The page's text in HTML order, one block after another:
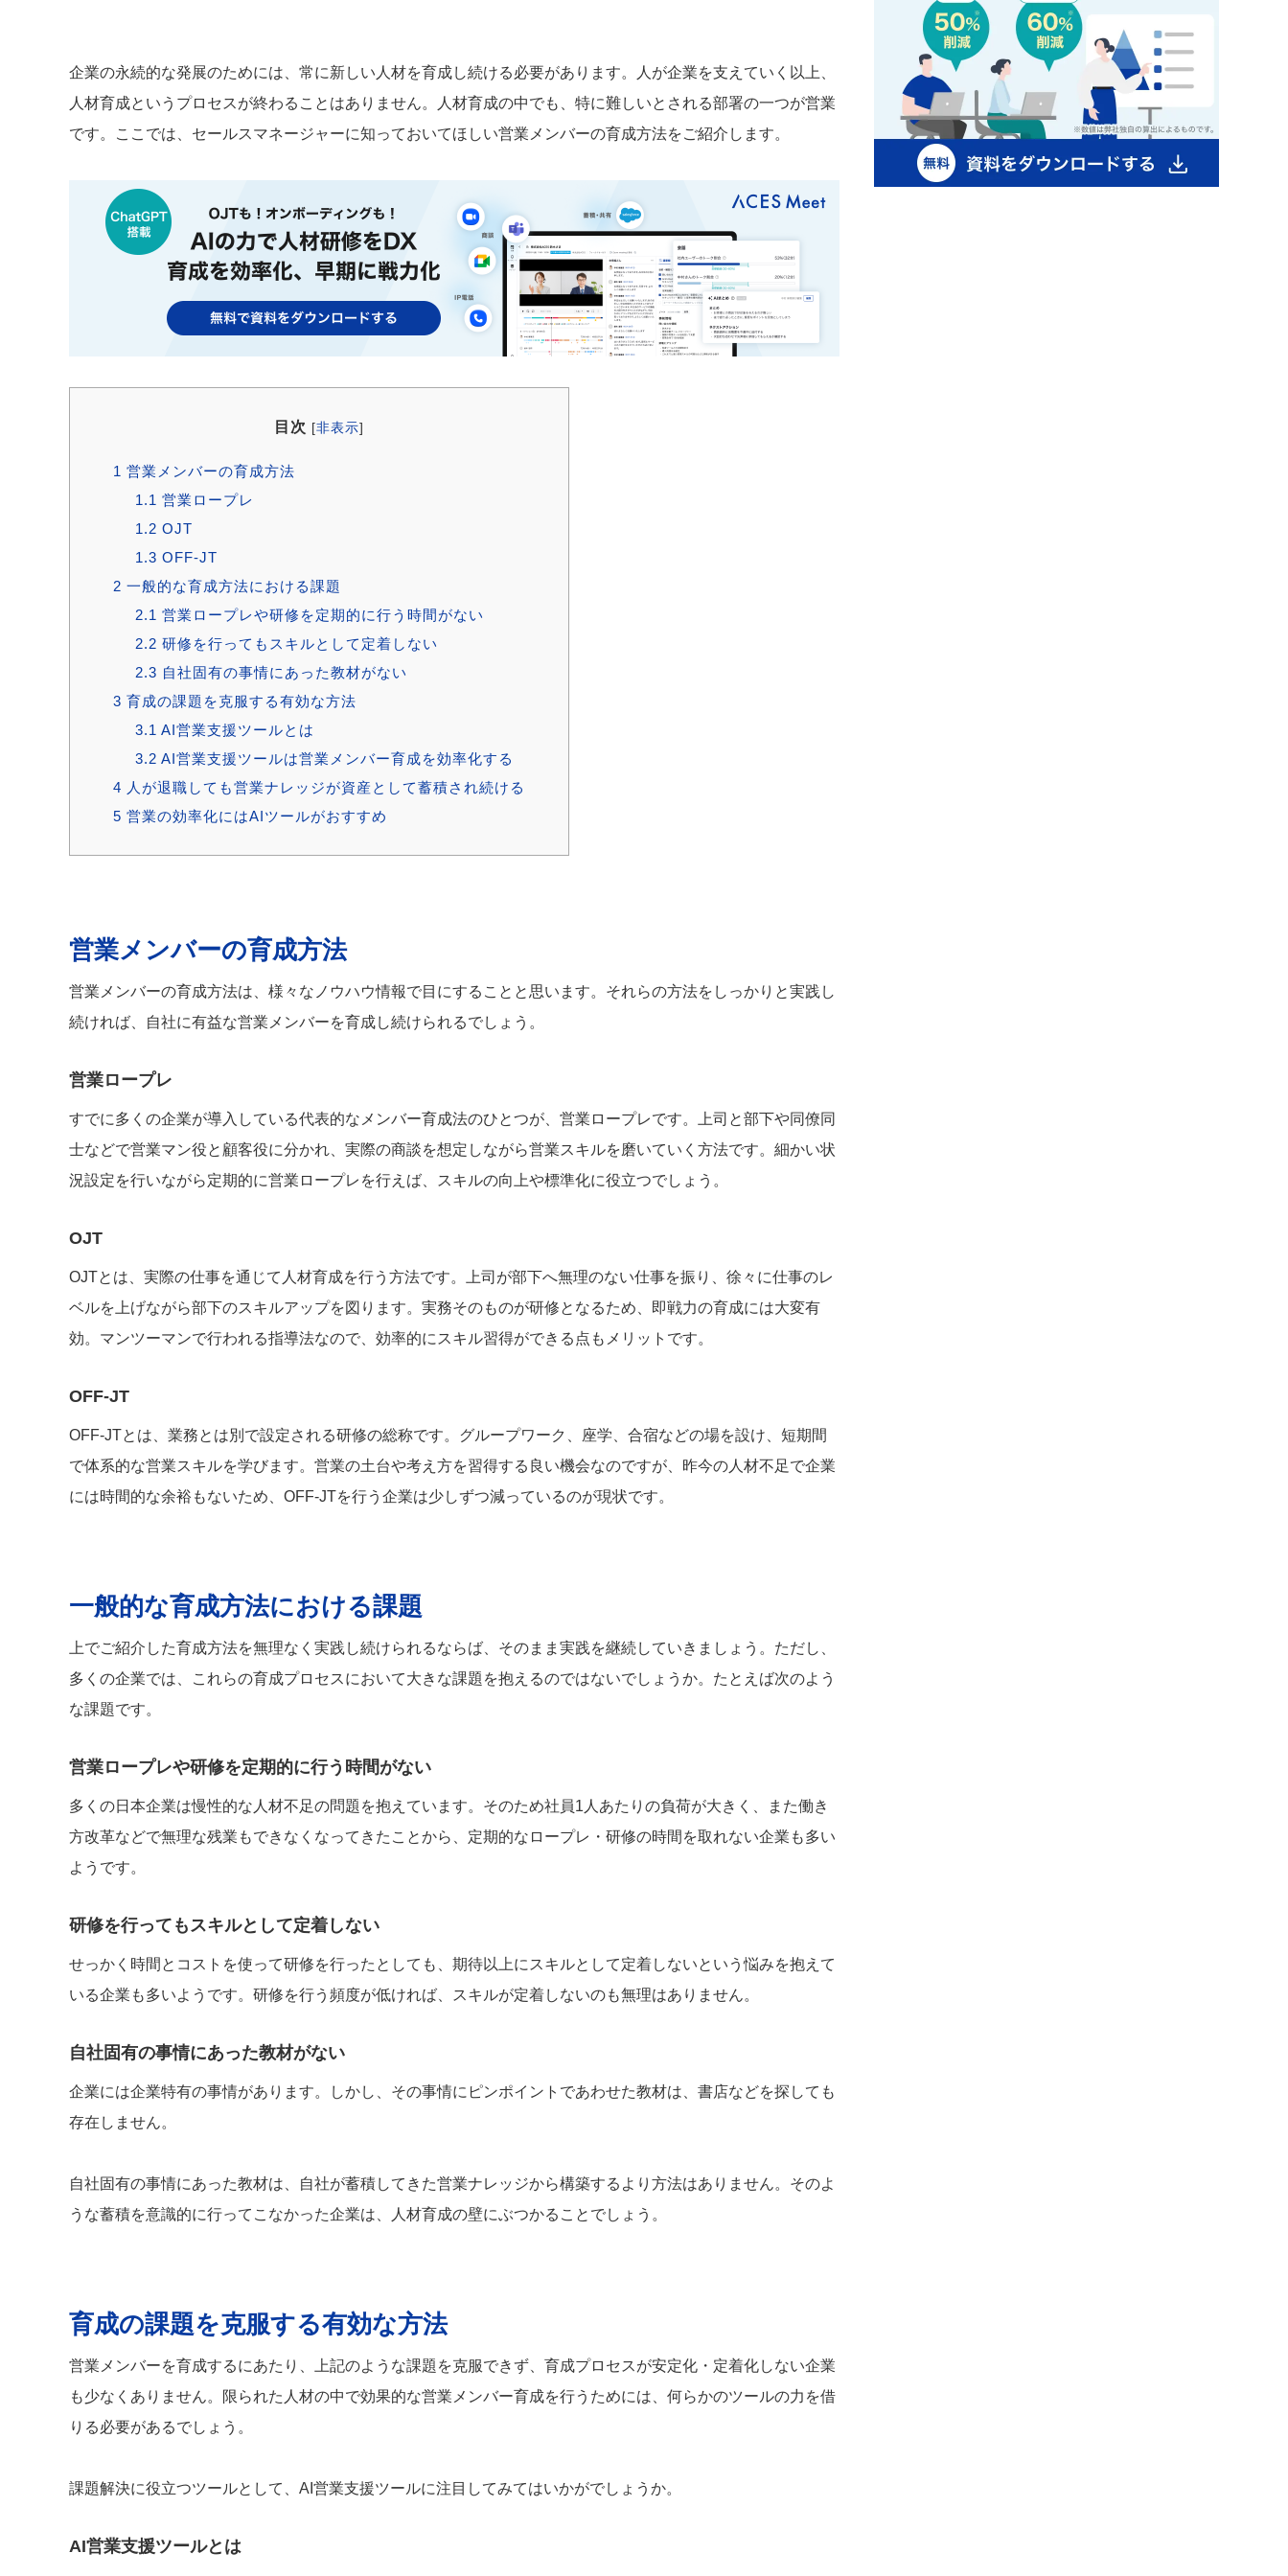
企業の永続的な発展のためには、常に新しい人材を育成し続ける必要があります。人が企業を支えていく以上、
人材育成というプロセスが終わることはありません。人材育成の中でも、特に難しいとされる部署の一つが営業
です。ここでは、セールスマネージャーに知っておいてほしい営業メンバーの育成方法をご紹介します。
目次 [非表示]
1 営業メンバーの育成方法
1.1 営業ロープレ
1.2 OJT
1.3 OFF-JT
2 一般的な育成方法における課題
2.1 営業ロープレや研修を定期的に行う時間がない
2.2 研修を行ってもスキルとして定着しない
2.3 自社固有の事情にあった教材がない
3 育成の課題を克服する有効な方法
3.1 AI営業支援ツールとは
3.2 AI営業支援ツールは営業メンバー育成を効率化する
4 人が退職しても営業ナレッジが資産として蓄積され続ける
5 営業の効率化にはAIツールがおすすめ
営業メンバーの育成方法
営業メンバーの育成方法は、様々なノウハウ情報で目にすることと思います。それらの方法をしっかりと実践し
続ければ、自社に有益な営業メンバーを育成し続けられるでしょう。
営業ロープレ
すでに多くの企業が導入している代表的なメンバー育成法のひとつが、営業ロープレです。上司と部下や同僚同
士などで営業マン役と顧客役に分かれ、実際の商談を想定しながら営業スキルを磨いていく方法です。細かい状
況設定を行いながら定期的に営業ロープレを行えば、スキルの向上や標準化に役立つでしょう。
OJT
OJTとは、実際の仕事を通じて人材育成を行う方法です。上司が部下へ無理のない仕事を振り、徐々に仕事のレ
ベルを上げながら部下のスキルアップを図ります。実務そのものが研修となるため、即戦力の育成には大変有
効。マンツーマンで行われる指導法なので、効率的にスキル習得ができる点もメリットです。
OFF-JT
OFF-JTとは、業務とは別で設定される研修の総称です。グループワーク、座学、合宿などの場を設け、短期間
で体系的な営業スキルを学びます。営業の土台や考え方を習得する良い機会なのですが、昨今の人材不足で企業
には時間的な余裕もないため、OFF-JTを行う企業は少しずつ減っているのが現状です。
一般的な育成方法における課題
上でご紹介した育成方法を無理なく実践し続けられるならば、そのまま実践を継続していきましょう。ただし、
多くの企業では、これらの育成プロセスにおいて大きな課題を抱えるのではないでしょうか。たとえば次のよう
な課題です。
営業ロープレや研修を定期的に行う時間がない
多くの日本企業は慢性的な人材不足の問題を抱えています。そのため社員1人あたりの負荷が大きく、また働き
方改革などで無理な残業もできなくなってきたことから、定期的なロープレ・研修の時間を取れない企業も多い
ようです。
研修を行ってもスキルとして定着しない
せっかく時間とコストを使って研修を行ったとしても、期待以上にスキルとして定着しないという悩みを抱えて
いる企業も多いようです。研修を行う頻度が低ければ、スキルが定着しないのも無理はありません。
自社固有の事情にあった教材がない
企業には企業特有の事情があります。しかし、その事情にピンポイントであわせた教材は、書店などを探しても
存在しません。
自社固有の事情にあった教材は、自社が蓄積してきた営業ナレッジから構築するより方法はありません。そのよ
うな蓄積を意識的に行ってこなかった企業は、人材育成の壁にぶつかることでしょう。
育成の課題を克服する有効な方法
営業メンバーを育成するにあたり、上記のような課題を克服できず、育成プロセスが安定化・定着化しない企業
も少なくありません。限られた人材の中で効果的な営業メンバー育成を行うためには、何らかのツールの力を借
りる必要があるでしょう。
課題解決に役立つツールとして、AI営業支援ツールに注目してみてはいかがでしょうか。
AI営業支援ツールとは